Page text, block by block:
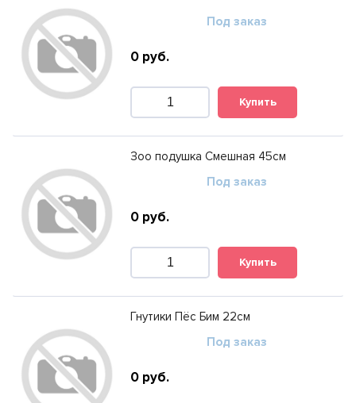
Под заказ
0 руб.
Купить
Зоо подушка Смешная 45см
Под заказ
0 руб.
Купить
Гнутики Пёс Бим 22см
Под заказ
0 руб.